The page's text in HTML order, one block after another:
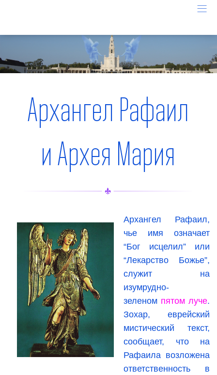
Архангел Рафаил
и Архея Мария
Архангел Рафаил,
чье имя означает
“Бог исцелил” или
“Лекарство Божье”,
служит на
изумрудно-
зеленом пятом луче.
Зохар, еврейский
мистический текст,
сообщает, что на
Рафаила возложена
ответственность в